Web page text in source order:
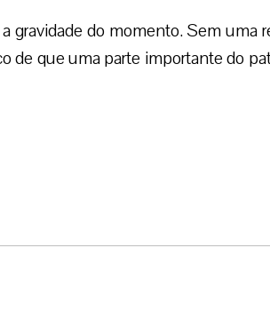
gravidade do momento. Sem uma
de que uma parte importante do